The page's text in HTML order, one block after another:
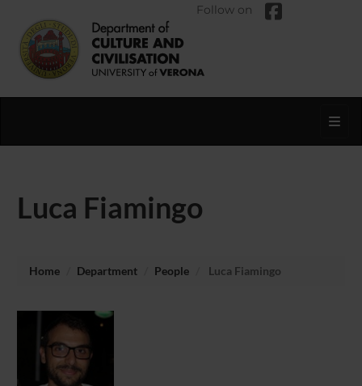
Follow on
Luca Fiamingo
Home Department People Luca Fiamingo